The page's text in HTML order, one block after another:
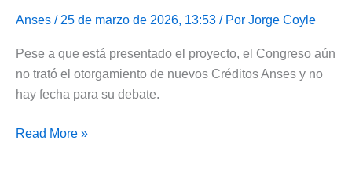
Anses / 25 de marzo de 2026, 13:53 / Por Jorge Coyle
Pese a que está presentado el proyecto, el Congreso aún
no trató el otorgamiento de nuevos Créditos Anses y no
hay fecha para su debate.
El
Read More »